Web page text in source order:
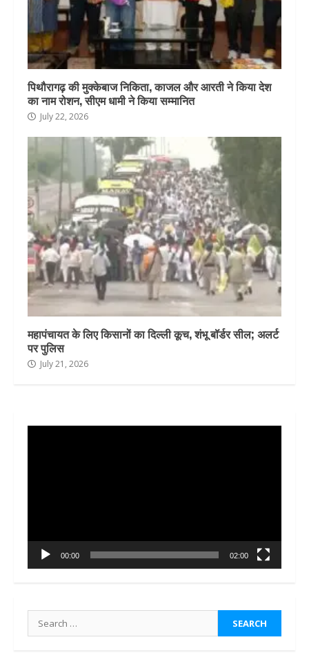
पिथौरागढ़ की मुक्केबाज निकिता, काजल और आरती ने किया देश
का नाम रोशन, सीएम धामी ने किया सम्मानित
July 22, 2026
महापंचायत के लिए किसानों का दिल्ली कूच, शंभू बॉर्डर सील; अलर्ट
पर पुलिस
July 21, 2026
00:00 02:00
Search
for: